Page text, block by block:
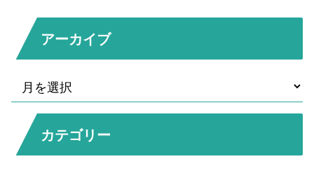
アーカイブ
カテゴリー